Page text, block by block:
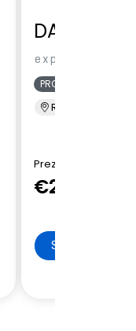
DACIA
expression
PRONTA CONSEGNA
Renord Sesto S.
Prezzo di Listino
€27.550
SCHEDA